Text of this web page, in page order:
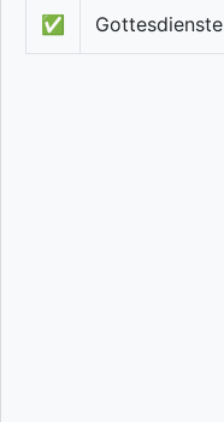
✅ Gottesdienste